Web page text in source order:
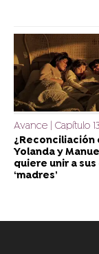
Avance | Capítulo 13
¿Reconciliación
Yolanda y
quiere unir a sus
‘madres’